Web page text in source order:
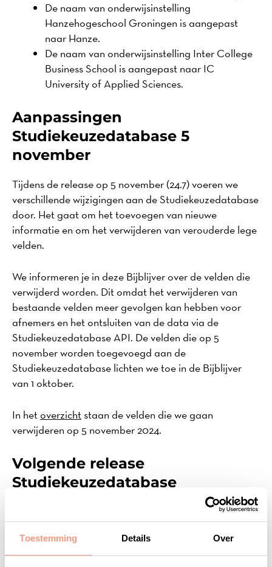
Toestemming Details Over
De naam van onderwijsinstelling
Hanzehogeschool Groningen is aangepast
naar Hanze.
De naam van onderwijsinstelling Inter College
Business School is aangepast naar IC
University of Applied Sciences.
Aanpassingen
Studiekeuzedatabase 5
november
Tijdens de release op 5 november (24.7) voeren we
verschillende wijzigingen aan de Studiekeuzedatabase
door. Het gaat om het toevoegen van nieuwe
informatie en om het verwijderen van verouderde lege
velden.
We informeren je in deze Bijblijver over de velden die
verwijderd worden. Dit omdat het verwijderen van
bestaande velden meer gevolgen kan hebben voor
afnemers en het ontsluiten van de data via de
Studiekeuzedatabase API. De velden die op 5
november worden toegevoegd aan de
Studiekeuzedatabase lichten we toe in de Bijblijver
van 1 oktober.
In hetoverzichtstaan de velden die we gaan
verwijderen op 5 november 2024.
Volgende release
Studiekeuzedatabase
De volgende release van de Studiekeuzedatabase
staat gepland op 1 oktober 2024.
Bekijk de releaseplanning van 2024